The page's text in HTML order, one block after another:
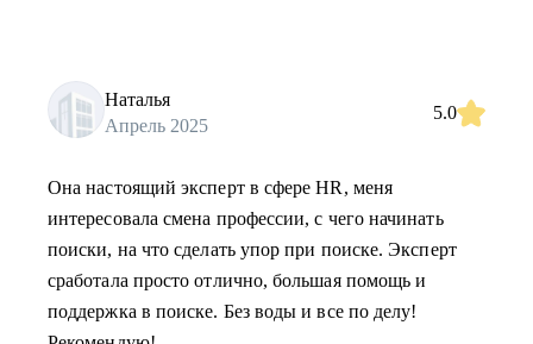
Наталья
Апрель 2025
5.0
Она настоящий эксперт в сфере HR, меня
интересовала смена профессии, с чего начинать
поиски, на что сделать упор при поиске. Эксперт
сработала просто отлично, большая помощь и
поддержка в поиске. Без воды и все по делу!